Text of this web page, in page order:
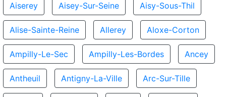
Aiserey Aisey-Sur-Seine Aisy-Sous-Thil
Alise-Sainte-Reine Allerey Aloxe-Corton
Ampilly-Le-Sec Ampilly-Les-Bordes Ancey
Antheuil Antigny-La-Ville Arc-Sur-Tille